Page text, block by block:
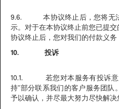
9.6. 本协议终止后，您将无法
示。对于在本协议终止前您已提交
协议终止后，您对我们的付款义务
10. 投诉
10.1. 若您对本服务有投诉意
持”部分联系我们的客户服务团队
予以确认，并尽最大努力尽快解决